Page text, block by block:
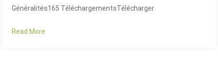
Généralités165 TéléchargementsTélécharger
Read More